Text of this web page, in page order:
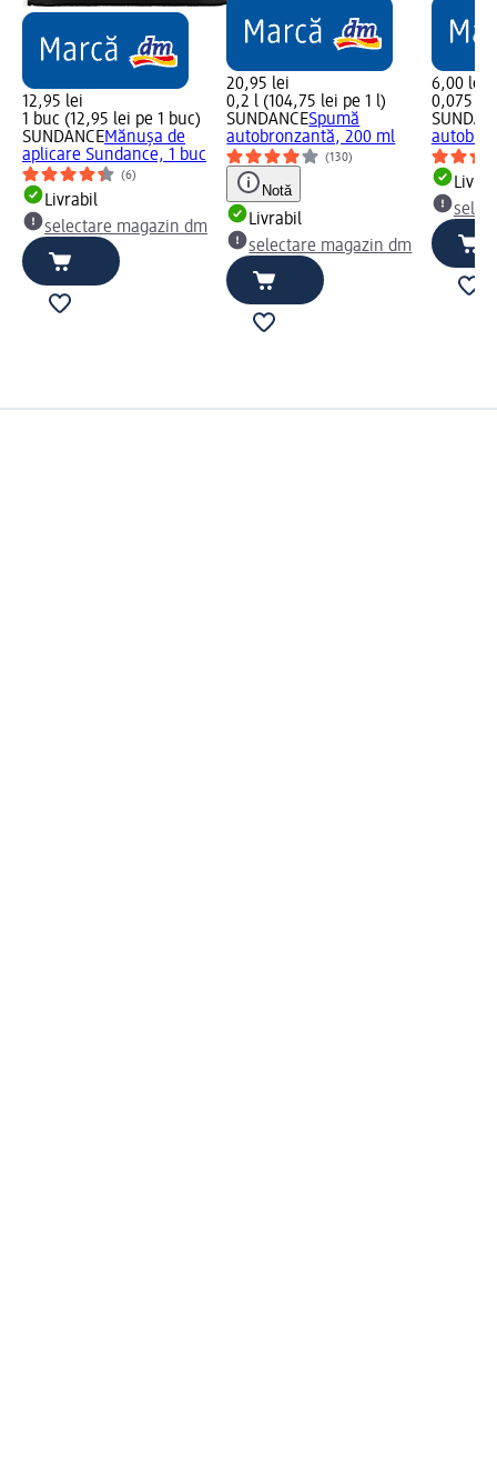
12,95 lei
1 buc (12,95 lei pe 1 buc)
SUNDANCEMănușa de
aplicare Sundance, 1 buc
(6)
Livrabil
selectare magazin dm
20,95 lei
0,2 l (104,75 lei pe 1 l)
SUNDANCESpumă
autobronzantă, 200 ml
(130)
Notă
Livrabil
selectare magazin dm
6,00 lei
0,075 l